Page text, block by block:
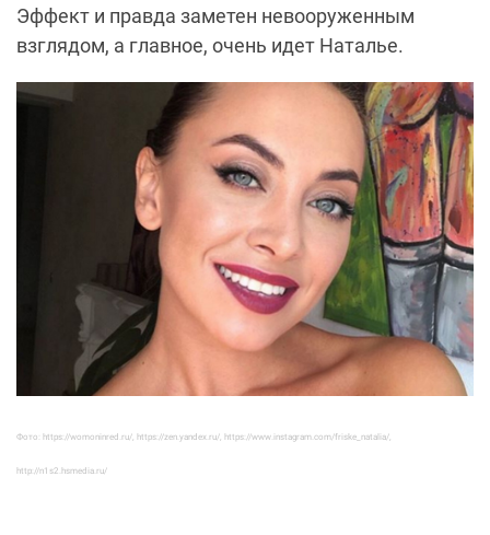
Эффект и правда заметен невооруженным
взглядом, а главное, очень идет Наталье.
Фото: https://womoninred.ru/, https://zen.yandex.ru/, https://www.instagram.com/friske_natalia/,
http://n1s2.hsmedia.ru/